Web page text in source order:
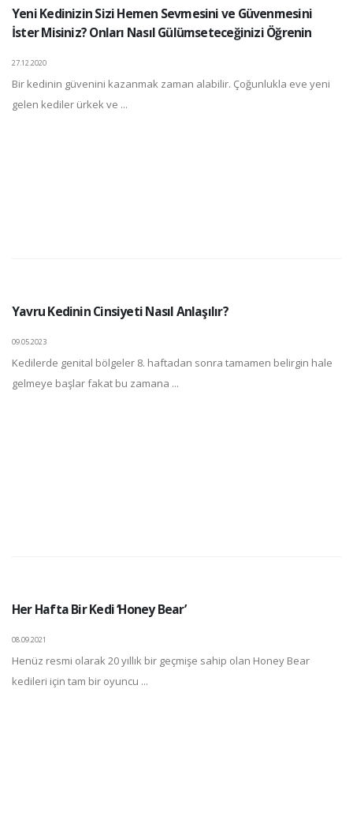
Yeni Kedinizin Sizi Hemen Sevmesini ve Güvenmesini
İster Misiniz? Onları Nasıl Gülümseteceğinizi Öğrenin
27.12.2020
Bir kedinin güvenini kazanmak zaman alabilir. Çoğunlukla eve yeni
gelen kediler ürkek ve ...
Yavru Kedinin Cinsiyeti Nasıl Anlaşılır?
09.05.2023
Kedilerde genital bölgeler 8. haftadan sonra tamamen belirgin hale
gelmeye başlar fakat bu zamana ...
Her Hafta Bir Kedi ‘Honey Bear’
08.09.2021
Henüz resmi olarak 20 yıllık bir geçmişe sahip olan Honey Bear
kedileri için tam bir oyuncu ...